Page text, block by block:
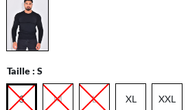
Taille : S
S M L XL XXL